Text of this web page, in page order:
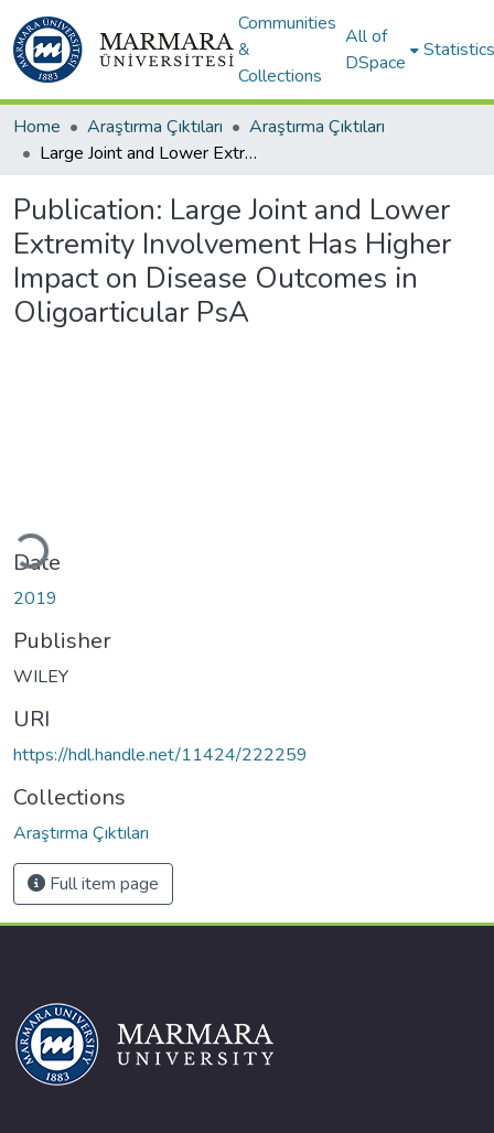
Communities
&
Collections
All of
DSpace
Statistics
Home Araştırma Çıktıları
Araştırma Çıktıları
Large Joint and Lower Extremity Involvement Has Higher Impact on Disease Outcomes in Oligoarticular PsA
Publication: Large Joint and Lower
Extremity Involvement Has Higher
Impact on Disease Outcomes in
Oligoarticular PsA
Date
2019
Publisher
WILEY
URI
https://hdl.handle.net/11424/222259
Collections
Araştırma Çıktıları
Full item page